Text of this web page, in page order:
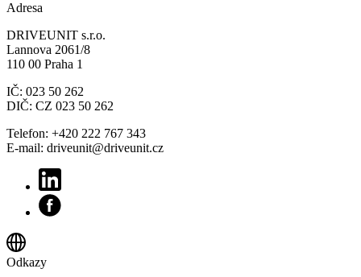
Adresa
DRIVEUNIT s.r.o.
Lannova 2061/8
110 00 Praha 1
IČ: 023 50 262
DIČ: CZ 023 50 262
Telefon: +420 222 767 343
E-mail: driveunit@driveunit.cz
Odkazy